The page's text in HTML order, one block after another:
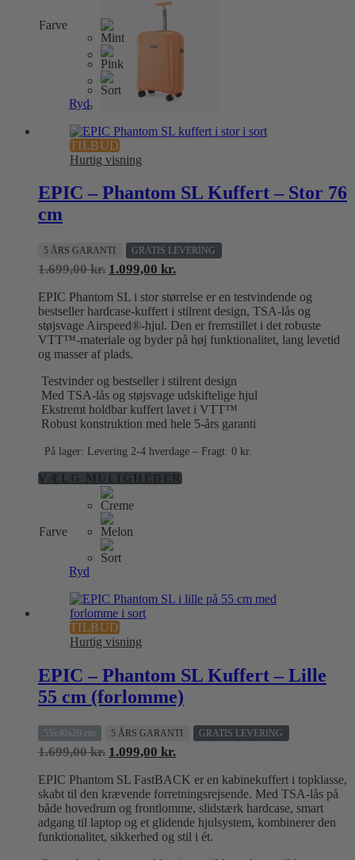
Farve
Ryd
TILBUD
Hurtig visning
EPIC – Phantom SL Kuffert – Stor 76
cm
5 ÅRS GARANTI GRATIS LEVERING
1.699,00kr. Den
pris
var:
1.699,00 kr..
1.099,00 kr.Den
pris
er:
1.099,00 kr..
EPIC Phantom SL i stor størrelse er en testvindende og
bestseller hardcase-kuffert i stilrent design, TSA-lås og
støjsvage Airspeed®-hjul. Den er fremstillet i det robuste
VTT™-materiale og byder på høj funktionalitet, lang levetid
og masser af plads.
Testvinder og bestseller i stilrent design
Med TSA-lås og støjsvage udskiftelige hjul
Ekstremt holdbar kuffert lavet i VTT™
Robust konstruktion med hele 5-års garanti
På lager: Levering 2-4 hverdage – Fragt: 0 kr.
VÆLG MULIGHEDERDette
varesiden
Farve
Ryd
TILBUD
Hurtig visning
EPIC – Phantom SL Kuffert – Lille
55 cm (forlomme)
55x40x20 cm 5 ÅRS GARANTI GRATIS LEVERING
1.699,00kr. Den
pris
var:
1.699,00 kr..
1.099,00 kr.Den
pris
er:
1.099,00 kr..
EPIC Phantom SL FastBACK er en kabinekuffert i topklasse,
skabt til den krævende forretningsrejsende. Med TSA-lås på
både hovedrum og frontlomme, slidstærk hardcase, smart
adgang til laptop og et glidende hjulsystem, kombinerer den
funktionalitet, sikkerhed og stil i ét.